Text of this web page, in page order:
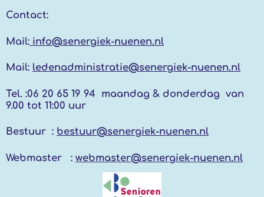
Contact:
Mail: info@senergiek-nuenen.nl
Mail: ledenadministratie@senergiek-nuenen.nl
Tel. :06 20 65 19 94 maandag & donderdag van
9.00 tot 11:00 uur
Bestuur : bestuur@senergiek-nuenen.nl
Webmaster : webmaster@senergiek-nuenen.nl